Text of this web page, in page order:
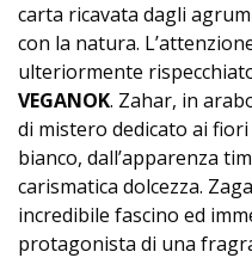
carta ricavata dagli
con la natura.
ulteriormente
VEGANOK. Zahar, in
di mistero dedicato ai
bianco, dall’apparenza
carismatica dolcezza.
incredibile fascino ed
protagonista di una